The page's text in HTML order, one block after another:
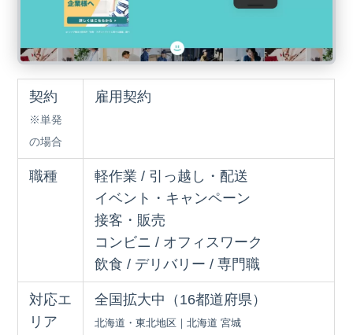
契約
※単発
の場合
雇用契約
職種
軽作業 / 引っ越し・配送
イベント・キャンペーン
接客・販売
コンビニ / オフィスワーク
飲食 / デリバリー / 専門職
対応エ
リア
全国拡大中（16都道府県）
北海道・東北地区｜北海道 宮城